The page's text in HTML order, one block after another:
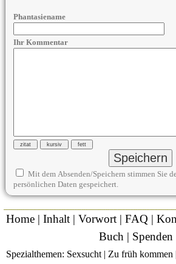
Phantasiename
Ihr Kommentar
Mit dem Absenden/Speichern stimmen Sie
persönlichen Daten gespeichert.
Home| Inhalt| Vorwort| FAQ |
Buch | Spenden
Spezialthemen: Sexsucht| Zu früh kommen|